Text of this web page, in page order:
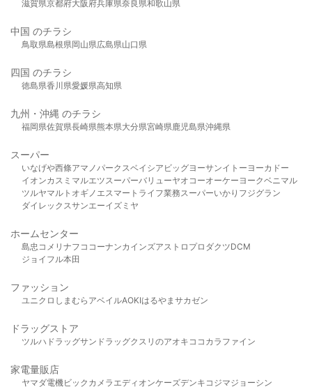
滋賀県京都府大阪府兵庫県奈良県和歌山県
中国 のチラシ
鳥取県島根県岡山県広島県山口県
四国 のチラシ
徳島県香川県愛媛県高知県
九州・沖縄 のチラシ
福岡県佐賀県長崎県熊本県大分県宮崎県鹿児島県沖縄県
スーパー
いなげや西條アマノパークスベイシア ビッグヨーサンイトーヨーカドー
イオンカスミ マルエツスーパーバリューヤオコーオーケー ヨークベニマル
ツルヤマルト オギノ エスマート ライフ業務スーパーいかり フジグラン
ダイレックスサンエーイズミヤ
ホームセンター
島忠 コメリ ナフコ コーナンカインズアストロプロダクツDCM
ジョイフル本田
ファッション
ユニクロ しまむら アベイルAOKIはるやま サカゼン
ドラッグストア
ツルハドラッグサンドラッグクスリのアオキ ココカラファイン
家電量販店
ヤマダ電機ビックカメラ エディオンケーズデンキ コジマジョーシン